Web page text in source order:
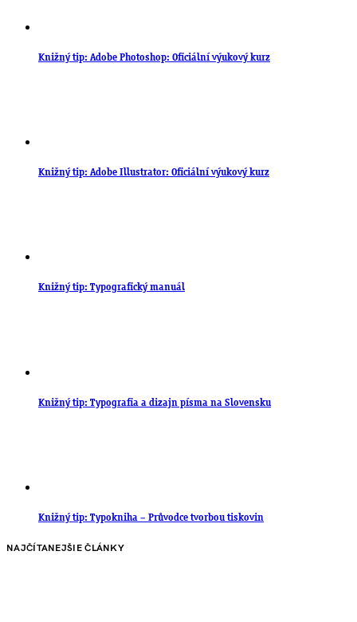
Knižný tip: Adobe Photoshop: Oficiální výukový kurz
Knižný tip: Adobe Illustrator: Oficiální výukový kurz
Knižný tip: Typografický manuál
Knižný tip: Typografia a dizajn písma na Slovensku
Knižný tip: Typokniha – Průvodce tvorbou tiskovin
NAJČÍTANEJŠIE ČLÁNKY